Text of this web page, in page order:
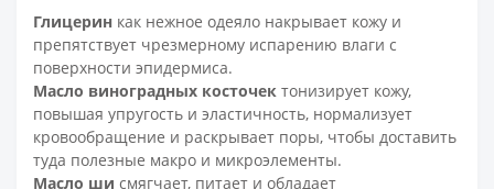
Глицерин как нежное одеяло накрывает кожу и
препятствует чрезмерному испарению влаги с
поверхности эпидермиса.
Масло виноградных косточек тонизирует кожу,
повышая упругость и эластичность, нормализует
кровообращение и раскрывает поры, чтобы доставить
туда полезные макро и микроэлементы.
Масло ши смягчает, питает и обладает